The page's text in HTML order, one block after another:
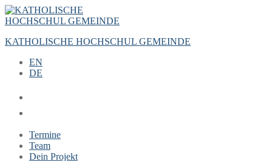
Zum
Inhalt
Menü
Schließen
KATHOLISCHE HOCHSCHUL GEMEINDE
EN
DE
Termine
Team
Dein Projekt